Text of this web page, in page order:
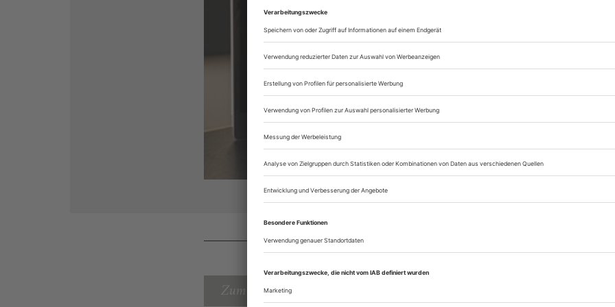
Lesegenuss auf
Zugang zum
Opernwelt
Sie können alle Vorteile
sofort nutzen
Digital-Abo testen
Zum Inhaltsverzeichnis